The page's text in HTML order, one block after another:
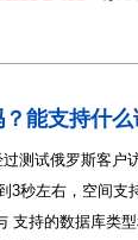
能支持什么
测试俄罗斯客户
3秒左右，空间支
支持的数据库类